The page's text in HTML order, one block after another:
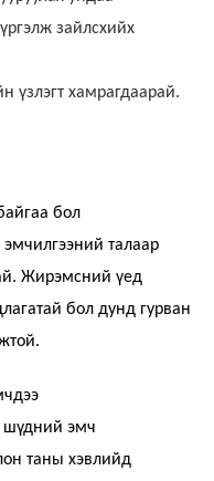
зайлсхийх
үзлэгт хамрагдаарай.
бол
талаар
Жирэмсний үед
бол дунд гурван
шүдний эмч
таны хэвлийд